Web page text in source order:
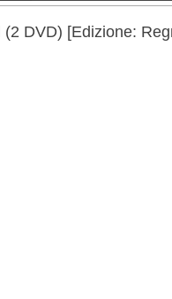
(2 DVD) [Edizione: